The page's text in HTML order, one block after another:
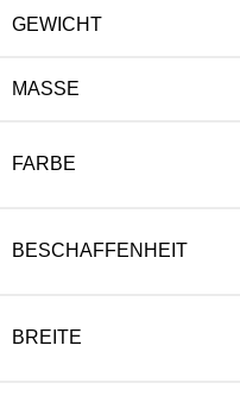
GEWICHT
MASSE
FARBE
BESCHAFFENHEIT
BREITE